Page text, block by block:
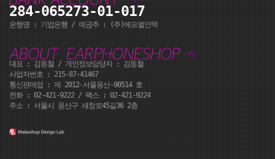
284-065273-01-017
은행명 : 기업은행 / 예금주 : (주)에프엘인텍
대표 : 김동철 / 개인정보담당자 : 김동철
사업자번호 : 215-87-41467
통신판매업 : 제 2012-서울용산-00514 호
전화 : 02-421-9222 / 팩스 : 02-421-9224
주소 : 서울시 용산구 새창로45길36 2층